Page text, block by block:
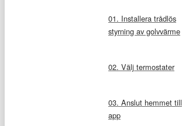
01. Installera trådlös
styrning av golvvärme
02. Välj termostater
03. Anslut hemmet till
app